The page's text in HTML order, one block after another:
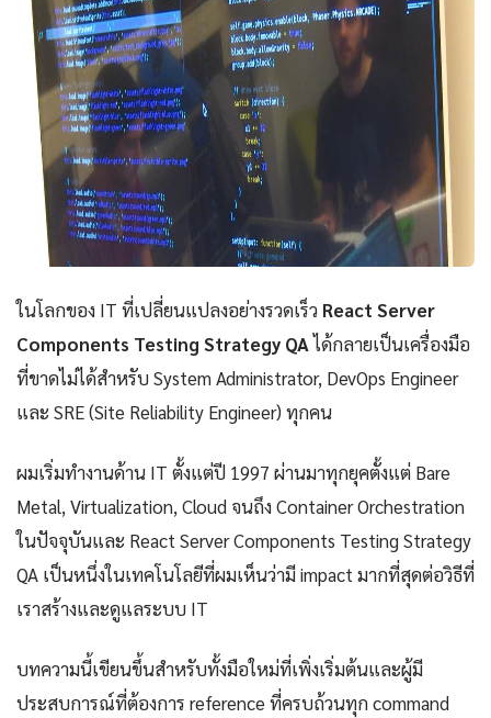
ในโลกของ IT ที่เปลี่ยนแปลงอย่างรวดเร็ว React Server
Components Testing Strategy QAได้กลายเป็นเครื่องมือ
ที่ขาดไม่ได้สำหรับ System Administrator, DevOps Engineer
และ SRE (Site Reliability Engineer) ทุกคน
ผมเริ่มทำงานด้าน IT ตั้งแต่ปี 1997 ผ่านมาทุกยุคตั้งแต่ Bare
Metal, Virtualization, Cloud จนถึง Container Orchestration
ในปัจจุบันและ React Server Components Testing Strategy
QA เป็นหนึ่งในเทคโนโลยีที่ผมเห็นว่ามี impact มากที่สุดต่อวิธีที่
เราสร้างและดูแลระบบ IT
บทความนี้เขียนขึ้นสำหรับทั้งมือใหม่ที่เพิ่งเริ่มต้นและผู้มี
ประสบการณ์ที่ต้องการ reference ที่ครบถ้วนทุก command